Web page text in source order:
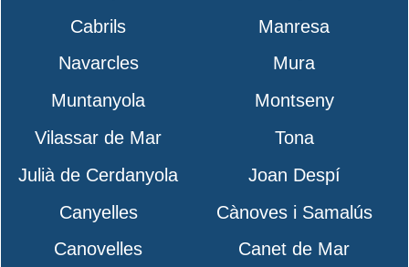
Cabrils
Manresa
Navarcles
Mura
Muntanyola
Montseny
Vilassar de Mar
Tona
Julià de Cerdanyola
Joan Despí
Canyelles
Cànoves i Samalús
Canovelles
Canet de Mar